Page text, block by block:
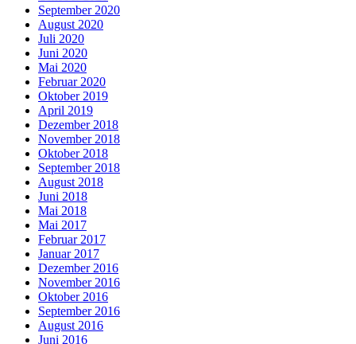
September 2020
August 2020
Juli 2020
Juni 2020
Mai 2020
Februar 2020
Oktober 2019
April 2019
Dezember 2018
November 2018
Oktober 2018
September 2018
August 2018
Juni 2018
Mai 2018
Mai 2017
Februar 2017
Januar 2017
Dezember 2016
November 2016
Oktober 2016
September 2016
August 2016
Juni 2016